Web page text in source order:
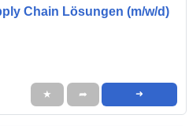
Chain Lösungen (m/w/d)
★ ➦ ➜